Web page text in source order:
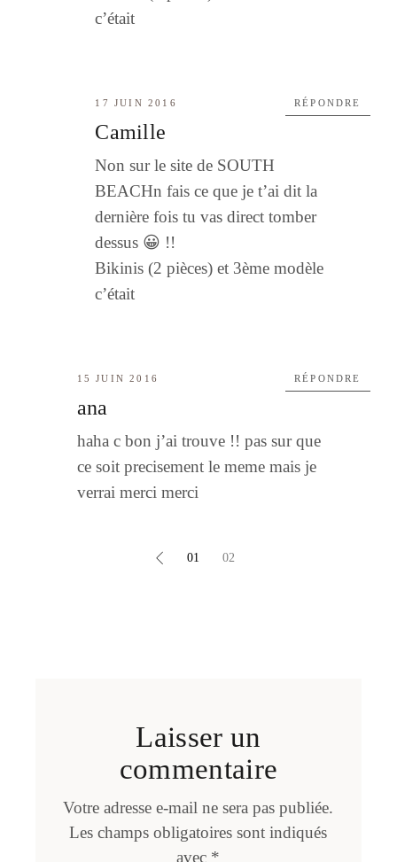
c’était
17 JUIN 2016
Camille
Non sur le site de SOUTH
BEACHn fais ce que je t’ai dit la
dernière fois tu vas direct tomber
dessus 😀 !!
Bikinis (2 pièces) et 3ème modèle
c’était
RÉPONDRE
15 JUIN 2016
ana
haha c bon j’ai trouve !! pas sur que
ce soit precisement le meme mais je
verrai merci merci
RÉPONDRE
Pagination
01 02
Laisser un
commentaire
Votre adresse e-mail ne sera pas publiée.
Les champs obligatoires sont indiqués
avec *